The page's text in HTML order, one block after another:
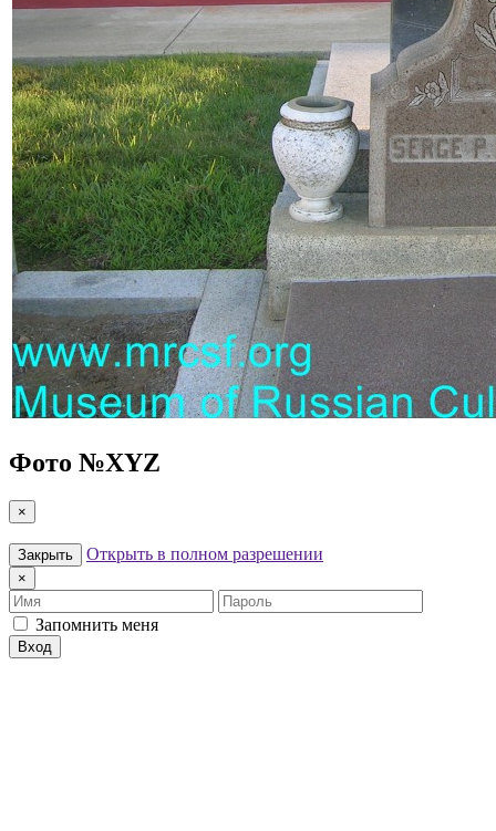
Фото №XYZ
×
Закрыть Открыть в полном разрешении
×
Имя
Пароль
Запомнить меня
Вход